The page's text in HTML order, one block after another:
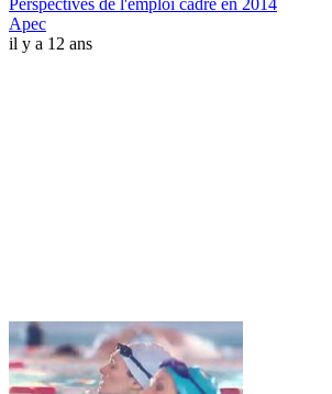
Perspectives de l'emploi cadre en 2014
Apec
il y a 12 ans